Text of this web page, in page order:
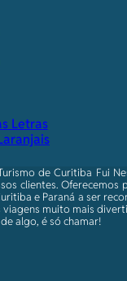
Letras
de Curitiba Fui
clientes.
e Paraná a ser
viagens muito mais
algo, é só chamar!